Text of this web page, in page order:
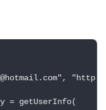
= getUserInfo(